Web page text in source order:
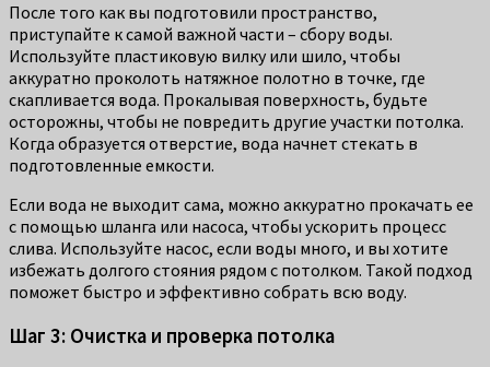
После того как вы подготовили пространство,
приступайте к самой важной части – сбору воды.
Используйте пластиковую вилку или шило, чтобы
аккуратно проколоть натяжное полотно в точке, где
скапливается вода. Прокалывая поверхность, будьте
осторожны, чтобы не повредить другие участки потолка.
Когда образуется отверстие, вода начнет стекать в
подготовленные емкости.
Если вода не выходит сама, можно аккуратно прокачать ее
с помощью шланга или насоса, чтобы ускорить процесс
слива. Используйте насос, если воды много, и вы хотите
избежать долгого стояния рядом с потолком. Такой подход
поможет быстро и эффективно собрать всю воду.
Шаг 3: Очистка и проверка потолка